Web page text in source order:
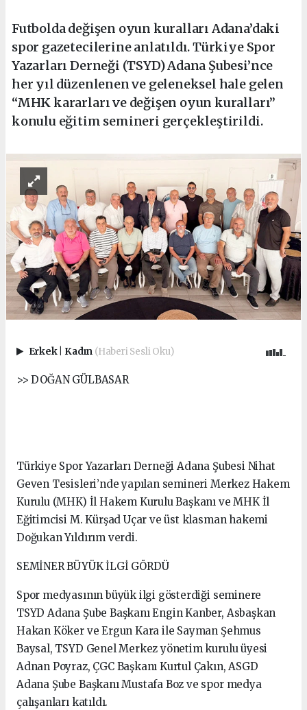
Futbolda değişen oyun kuralları Adana’daki
spor gazetecilerine anlatıldı. Türkiye Spor
Yazarları Derneği (TSYD) Adana Şubesi’nce
her yıl düzenlenen ve geleneksel hale gelen
“MHK kararları ve değişen oyun kuralları”
konulu eğitim semineri gerçekleştirildi.
Erkek Kadın (Haberi Sesli Oku)
>> DOĞAN GÜLBASAR
Türkiye Spor Yazarları Derneği Adana Şubesi Nihat
Geven Tesisleri’nde yapılan semineri Merkez Hakem
Kurulu (MHK) İl Hakem Kurulu Başkanı ve MHK İl
Eğitimcisi M. Kürşad Uçar ve üst klasman hakemi
Doğukan Yıldırım verdi.
SEMİNER BÜYÜK İLGİ GÖRDÜ
Spor medyasının büyük ilgi gösterdiği seminere
TSYD Adana Şube Başkanı Engin Kanber, Asbaşkan
Hakan Köker ve Ergun Kara ile Sayman Şehmus
Baysal, TSYD Genel Merkez yönetim kurulu üyesi
Adnan Poyraz, ÇGC Başkanı Kurtul Çakın, ASGD
Adana Şube Başkanı Mustafa Boz ve spor medya
çalışanları katıldı.